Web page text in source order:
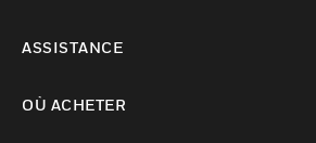
ASSISTANCE
OÙ ACHETER